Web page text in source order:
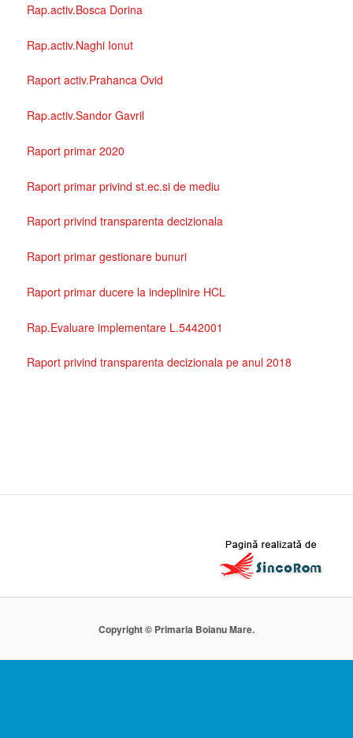
Rap.activ.Bosca Dorina
Rap.activ.Naghi Ionut
Raport activ.Prahanca Ovid
Rap.activ.Sandor Gavril
Raport primar 2020
Raport primar privind st.ec.si de mediu
Raport privind transparenta decizionala
Raport primar gestionare bunuri
Raport primar ducere la indeplinire HCL
Rap.Evaluare implementare L.5442001
Raport privind transparenta decizionala pe anul 2018
Copyright © Primaria Boianu Mare.